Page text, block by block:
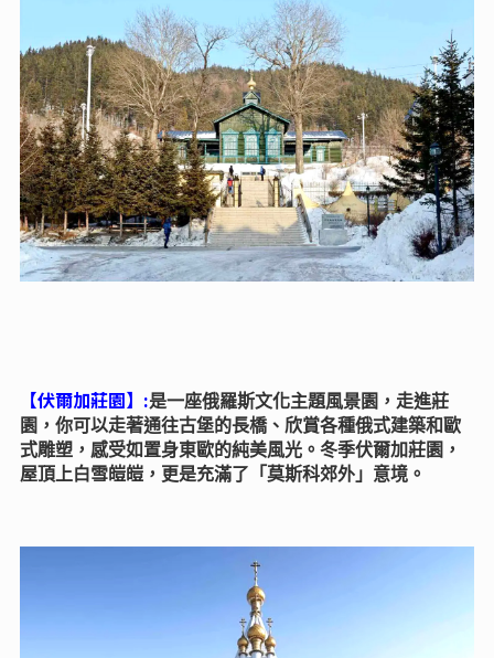
【伏爾加莊園】:是一座俄羅斯文化主題風景園，走進莊
園，你可以走著通往古堡的長橋、欣賞各種俄式建築和歐
式雕塑，感受如置身東歐的純美風光。冬季伏爾加莊園，
屋頂上白雪皚皚，更是充滿了「莫斯科郊外」意境。